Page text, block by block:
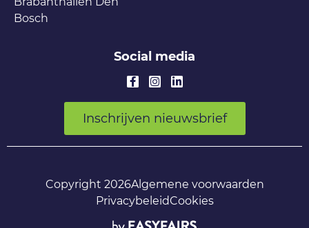
Bosch
Social media
Inschrijven nieuwsbrief
Copyright 2026Algemene voorwaarden
PrivacybeleidCookies